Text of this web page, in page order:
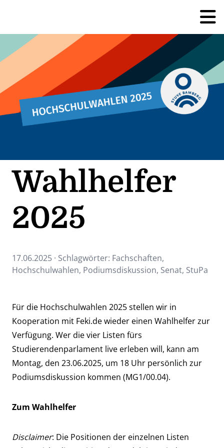
Wahlhelfer
2025
17.06.2025 · Schlagwörter: Fachschaften,
Hochschulwahlen, Podiumsdiskussion, Senat, StuPa
Für die Hochschulwahlen 2025 stellen wir in
Kooperation mit Feki.de wieder einen Wahlhelfer zur
Verfügung. Wer die vier Listen fürs
Studierendenparlament live erleben will, kann am
Montag, den 23.06.2025, um 18 Uhr persönlich zur
Podiumsdiskussion kommen (MG1/00.04).
Zum Wahlhelfer
Disclaimer: Die Positionen der einzelnen Listen